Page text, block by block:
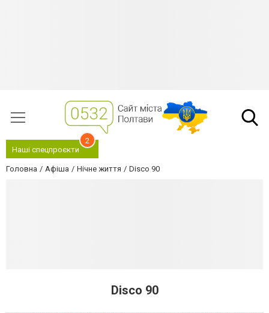
Наші спецпроєкти
2
Головна Афіша Нічне життя Disco 90
Disco 90